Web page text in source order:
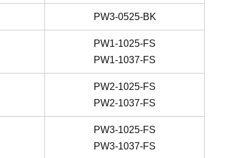
PW3-0525-BK
PW1-1025-FS
PW1-1037-FS
PW2-1025-FS
PW2-1037-FS
PW3-1025-FS
PW3-1037-FS